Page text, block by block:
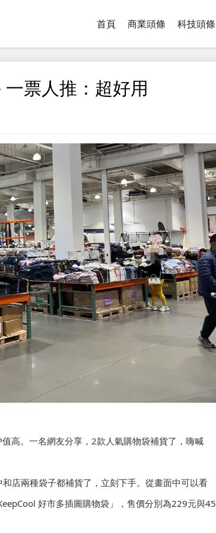
首頁 商業頭條 科技頭條
票人推：超好用
高。一名網友分享，2款人氣購物袋補貨了，嗨喊
店兩種袋子都補貨了，立刻下手。從畫面中可以看
好市多插圖購物袋」，售價分別為229元與45